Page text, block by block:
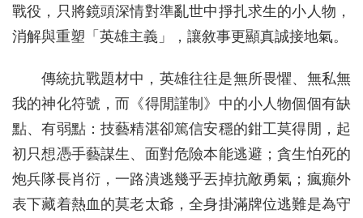
戰役，只將鏡頭深情對準亂世中掙扎求生的小人物，
消解與重塑「英雄主義」，讓敘事更顯真誠接地氣。
傳統抗戰題材中，英雄往往是無所畏懼、無私無
我的神化符號，而《得閒謹制》中的小人物個個有缺
點、有弱點：技藝精湛卻篤信安穩的鉗工莫得閒，起
初只想憑手藝謀生、面對危險本能逃避；貪生怕死的
炮兵隊長肖衍，一路潰逃幾乎丟掉抗敵勇氣；瘋癲外
表下藏着熱血的莫老太爺，全身掛滿牌位逃難是為守